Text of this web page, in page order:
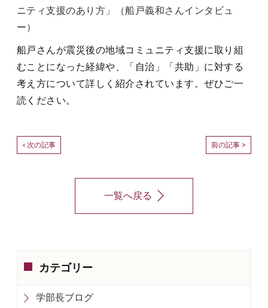
ニティ支援のあり方」（船戸義和さんインタビュ
ー）
船戸さんが震災後の地域コミュニティ支援に取り組
むことになった経緯や、「自治」「共助」に対する
考え方について詳しく紹介されています。ぜひご一
読ください。
< 次の記事 前の記事 >
一覧へ戻る
カテゴリー
学部長ブログ